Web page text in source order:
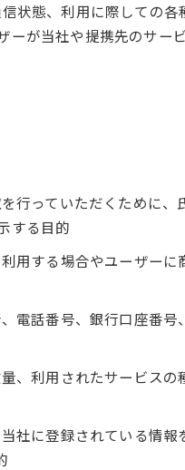
態、利用に際しての
が当社や提携先のサー
行っていただくために
する目的
用する場合やユーザー
電話番号、銀行口座番
、利用されたサービス
社に登録されている情